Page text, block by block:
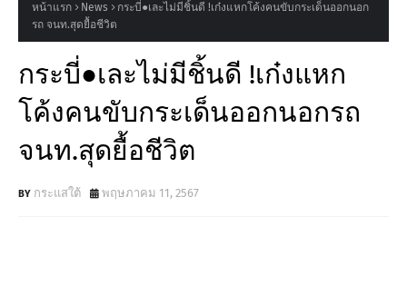
หน้าแรก News
กระบี่●เละไม่มีชิ้นดี !เก๋งแหกโค้งคนขับกระเด็นออกนอก
รถ จนท.สุดยื้อชีวิต
กระบี่●เละไม่มีชิ้นดี !เก๋งแหก
โค้งคนขับกระเด็นออกนอกรถ
จนท.สุดยื้อชีวิต
กระแสใต้ พฤษภาคม 11, 2567